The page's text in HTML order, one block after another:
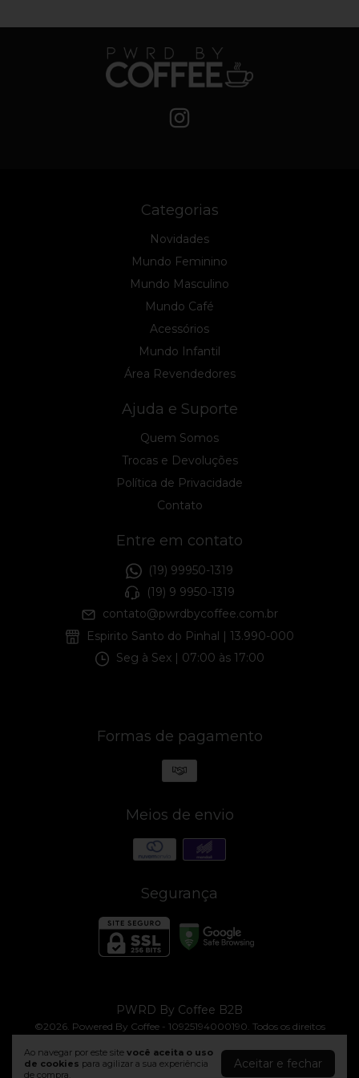
Ao navegar por este site você aceita o uso
de cookies para agilizar a sua experiência
de compra.
Aceitar e fechar
Categorias
Novidades
Mundo Feminino
Mundo Masculino
Mundo Café
Acessórios
Mundo Infantil
Área Revendedores
Ajuda e Suporte
Quem Somos
Trocas e Devoluções
Política de Privacidade
Contato
Entre em contato
(19) 99950-1319
(19) 9 9950-1319
contato@pwrdbycoffee.com.br
Espirito Santo do Pinhal | 13.990-000
Seg à Sex | 07:00 às 17:00
Formas de pagamento
Meios de envio
Segurança
PWRD By Coffee B2B
©2026. Powered By Coffee - 10925194000190. Todos os direitos
reservados.